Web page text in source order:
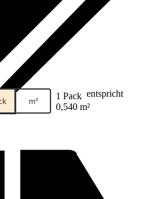
m² 1 Pack entspricht
0,540 m²